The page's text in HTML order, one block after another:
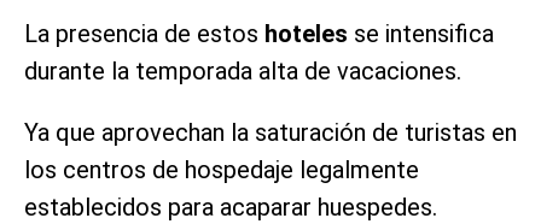
La presencia de estos hoteles se intensifica
durante la temporada alta de vacaciones.
Ya que aprovechan la saturación de turistas en
los centros de hospedaje legalmente
establecidos para acaparar huespedes.